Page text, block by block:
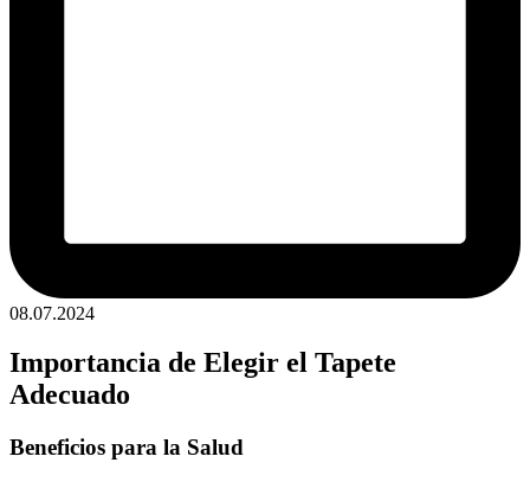
08.07.2024
Importancia de Elegir el Tapete
Adecuado
Beneficios para la Salud